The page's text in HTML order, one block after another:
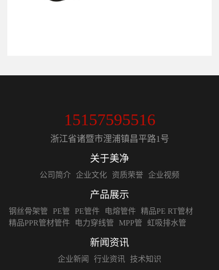
15157595516
浙江省诸暨市浬浦镇昌平路1号
关于美净
公司简介 企业文化 资质荣誉 企业视频
产品展示
钢丝骨架管 PE管 PE管件 电熔管件 精品PE RT管材
精品PPR管材管件
电力穿线管 MPP管 虹吸排水管
新闻资讯
企业新闻 行业资讯 技术知识